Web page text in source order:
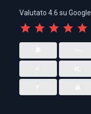
Valutato 4.6 su Google
star star star star star